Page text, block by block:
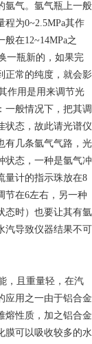
氩气。氩气瓶上一般
为0~2.5MPa其作
在12~14MPa之
一瓶新的，如果完
正常的纯度，就会影
作用是用来调节光
一般情况下，把其调
状态，故此请光谱仪
几条氩气气路，光
状态，一种是氩气冲
量计的指示珠放在8
节在6左右，另一种
态时）也要让其有氩
汽导致仪器结果不可
，且重量轻，在汽
应用之一由于铝合金
熔性质，加之铝合金
膜可以吸收较多的水